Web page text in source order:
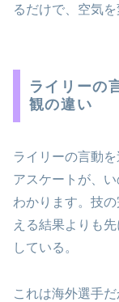
るだけで、空気を
ライリーの
観の違い
ライリーの言動
アスケートが、
わかります。技
える結果よりも
している。
これは海外選手